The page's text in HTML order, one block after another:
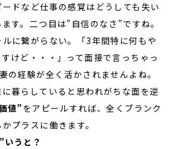
ドなど仕事の感覚はどうしても失い
す。二つ目は”自信のなさ”ですね。
に繋がらない。「3年間特に何もや
けど・・・」って面接で言っちゃっ
の経験が全く活かされませんよね。
暮らしていると思われがちな面を逆
値”をアピールすれば、全くブランク
プラスに働きます。
いうと？